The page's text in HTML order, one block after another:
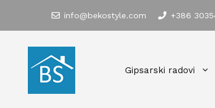
content
info@bekostyle.com +386
Gipsarski radovi